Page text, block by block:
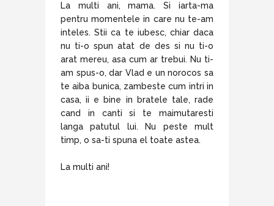
La multi ani, mama. Si iarta-ma
pentru momentele in care nu te-am
inteles. Stii ca te iubesc, chiar daca
nu ti-o spun atat de des si nu ti-o
arat mereu, asa cum ar trebui. Nu ti-
am spus-o, dar Vlad e un norocos sa
te aiba bunica, zambeste cum intri in
casa, ii e bine in bratele tale, rade
cand in canti si te maimutaresti
langa patutul lui. Nu peste mult
timp, o sa-ti spuna el toate astea.
La multi ani!